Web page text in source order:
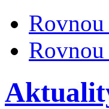
Rovnou
Rovnou